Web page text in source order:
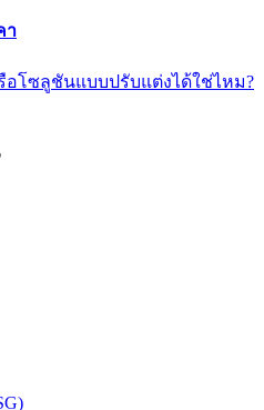
า
อโซลูชันแบบปรับแต่งได้ใช่ไหม?